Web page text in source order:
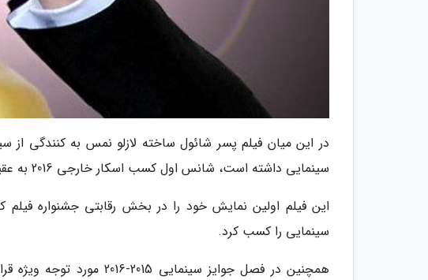
در این میان فیلم پسر شائول ساخته لازلو نمس به کنندگی
سینمایی داشته است، شانس اول کسب اسکار خارجی 2016 به عقیده اکثر قریب به اتفاق کارشناسان سینمایی است.
سینمایی را کسب کرد.
همچنین در فصل جوایز